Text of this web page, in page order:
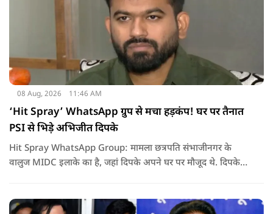
08 Aug, 2026 11:46 AM
‘Hit Spray’ WhatsApp ग्रुप से मचा हड़कंप! घर पर तैनात
PSI से भिड़े अभिजीत दिपके
Hit Spray WhatsApp Group: मामला छत्रपति संभाजीनगर के
वालुज MIDC इलाके का है, जहां दिपके अपने घर पर मौजूद थे. दिपके
को लेकर दिपके की पुलिस अधिकारी से तीखी बहस हो गई.